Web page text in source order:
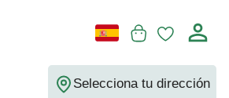
Selecciona tu dirección